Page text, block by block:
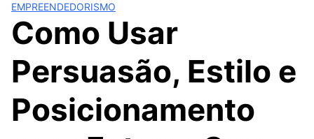
EMPREENDEDORISMO
Como Usar
Persuasão, Estilo e
Posicionamento